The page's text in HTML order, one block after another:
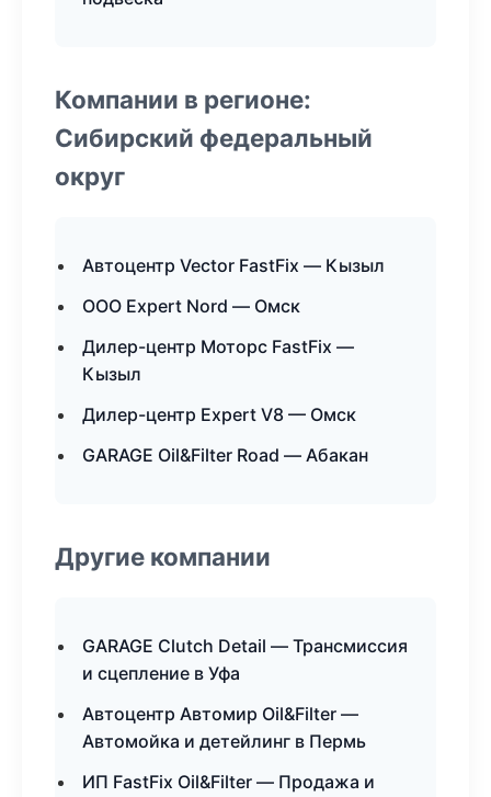
Компании в регионе:
Сибирский федеральный
округ
Автоцентр Vector FastFix — Кызыл
ООО Expert Nord — Омск
Дилер-центр Моторс FastFix —
Кызыл
Дилер-центр Expert V8 — Омск
GARAGE Oil&Filter Road — Абакан
Другие компании
GARAGE Clutch Detail — Трансмиссия
и сцепление в Уфа
Автоцентр Автомир Oil&Filter —
Автомойка и детейлинг в Пермь
ИП FastFix Oil&Filter — Продажа и